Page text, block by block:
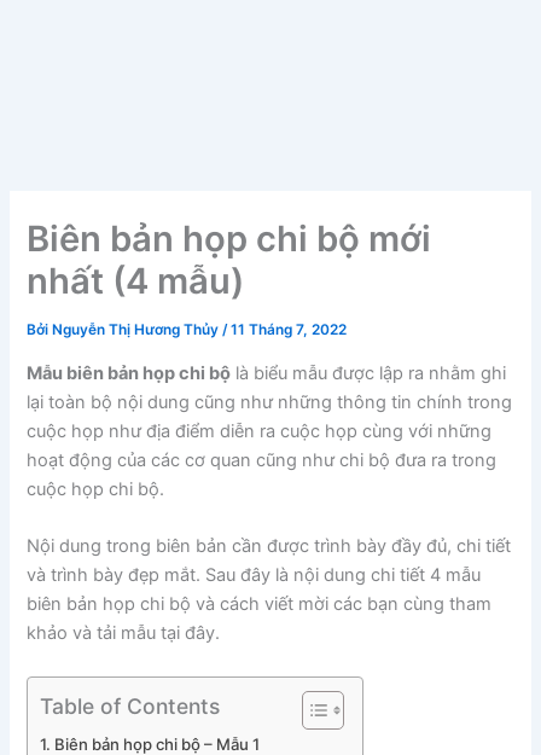
Biên bản họp chi bộ mới
nhất (4 mẫu)
Bởi Nguyễn Thị Hương Thủy/11 Tháng 7, 2022
Mẫu biên bản họp chi bộ là biểu mẫu được lập ra nhằm ghi
lại toàn bộ nội dung cũng như những thông tin chính trong
cuộc họp như địa điểm diễn ra cuộc họp cùng với những
hoạt động của các cơ quan cũng như chi bộ đưa ra trong
cuộc họp chi bộ.
Nội dung trong biên bản cần được trình bày đầy đủ, chi tiết
và trình bày đẹp mắt. Sau đây là nội dung chi tiết 4 mẫu
biên bản họp chi bộ và cách viết mời các bạn cùng tham
khảo và tải mẫu tại đây.
Table of Contents
Biên bản họp chi bộ – Mẫu 1